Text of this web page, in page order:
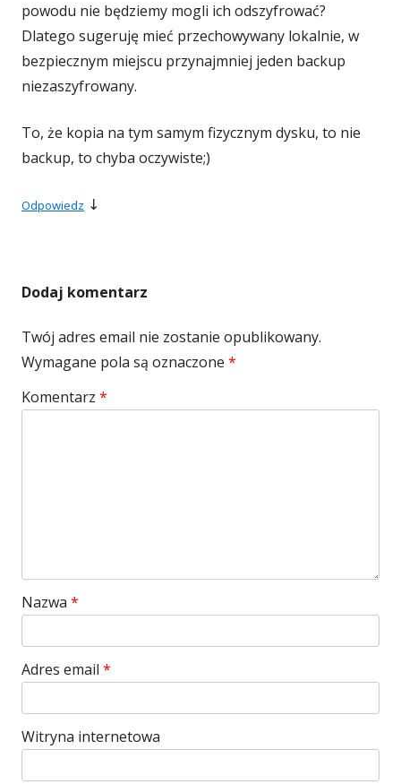
powodu nie będziemy mogli ich odszyfrować?
Dlatego sugeruję mieć przechowywany lokalnie, w
bezpiecznym miejscu przynajmniej jeden backup
niezaszyfrowany.
To, że kopia na tym samym fizycznym dysku, to nie
backup, to chyba oczywiste;)
Odpowiedz ↓
Dodaj komentarz
Twój adres email nie zostanie opublikowany.
Wymagane pola są oznaczone *
Komentarz *
Nazwa *
Adres email *
Witryna internetowa